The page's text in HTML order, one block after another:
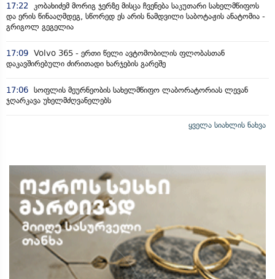
17:22
კობახიძემ მორიგ ჯერზე მისცა ჩვენება საკუთარი სახელმწიფოს
და ერის წინააღმდეგ, სწორედ ეს არის ნამდვილი საბოტაჟის ანატომია -
გრიგოლ გეგელია
17:09 Volvo 365 - ერთი წელი ავტომობილის ფლობასთან
დაკავშირებული ძირითადი ხარჯების გარეშე
17:06 სოფლის მეურნეობის სახელმწიფო ლაბორატორიას ლევან
ჯღარკავა უხელმძღვანელებს
ყველა სიახლის ნახვა